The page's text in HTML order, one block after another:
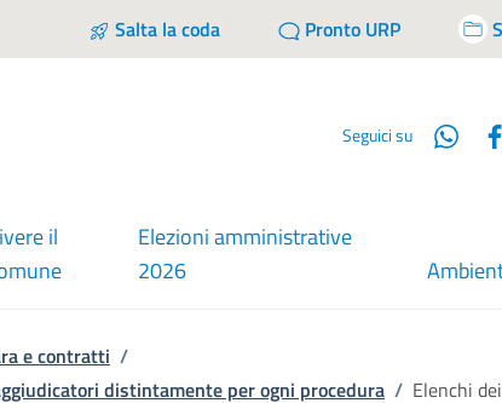
Salta la coda Pronto URP
Seguici su
il
Elezioni amministrative
2026
e contratti /
distintamente per ogni procedura / Elenchi